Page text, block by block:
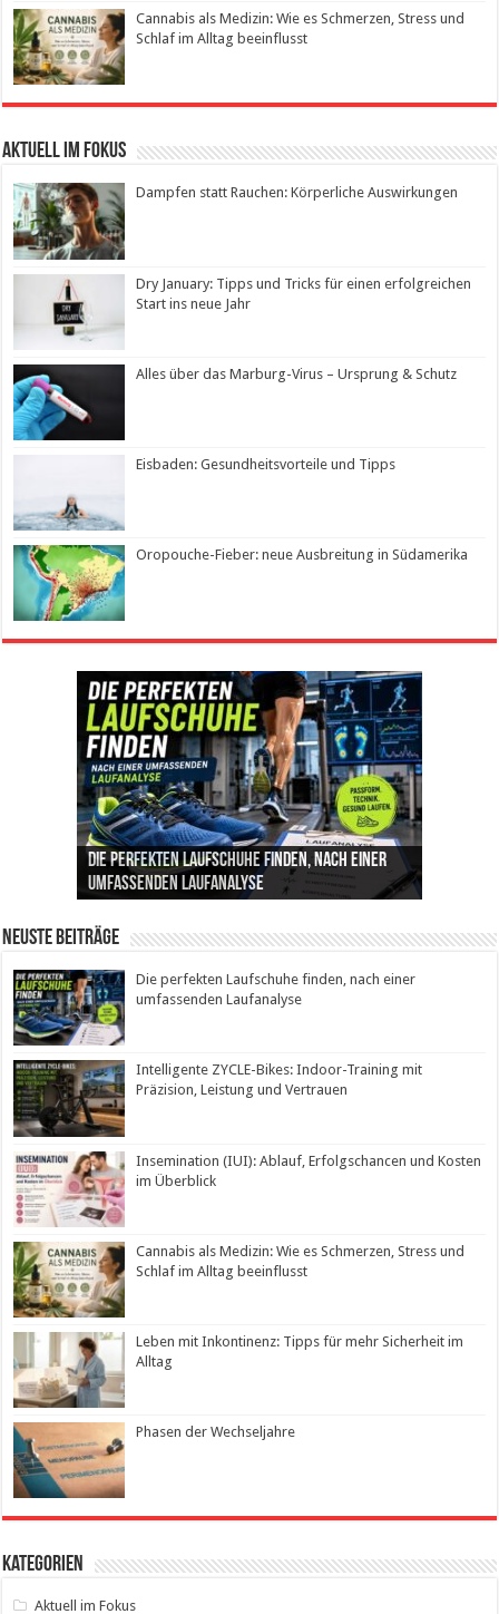
Cannabis als Medizin: Wie es Schmerzen, Stress und
Schlaf im Alltag beeinflusst
Aktuell im Fokus
Dampfen statt Rauchen: Körperliche Auswirkungen
Dry January: Tipps und Tricks für einen erfolgreichen
Start ins neue Jahr
Alles über das Marburg-Virus – Ursprung & Schutz
Eisbaden: Gesundheitsvorteile und Tipps
Oropouche-Fieber: neue Ausbreitung in Südamerika
Die perfekten Laufschuhe finden, nach einer
umfassenden Laufanalyse
Intelligente ZYCLE-Bikes: Indoor-Training mit
Präzision, Leistung und Vertrauen
Insemination (IUI): Ablauf, Erfolgschancen und
Kosten im Überblick
Cannabis als Medizin: Wie es Schmerzen, Stress
und Schlaf im Alltag beeinflusst
Leben mit Inkontinenz: Tipps für mehr
Sicherheit im Alltag
Neuste Beiträge
Die perfekten Laufschuhe finden, nach einer
umfassenden Laufanalyse
Intelligente ZYCLE-Bikes: Indoor-Training mit
Präzision, Leistung und Vertrauen
Insemination (IUI): Ablauf, Erfolgschancen und Kosten
im Überblick
Cannabis als Medizin: Wie es Schmerzen, Stress und
Schlaf im Alltag beeinflusst
Leben mit Inkontinenz: Tipps für mehr Sicherheit im
Alltag
Phasen der Wechseljahre
Kategorien
Aktuell im Fokus